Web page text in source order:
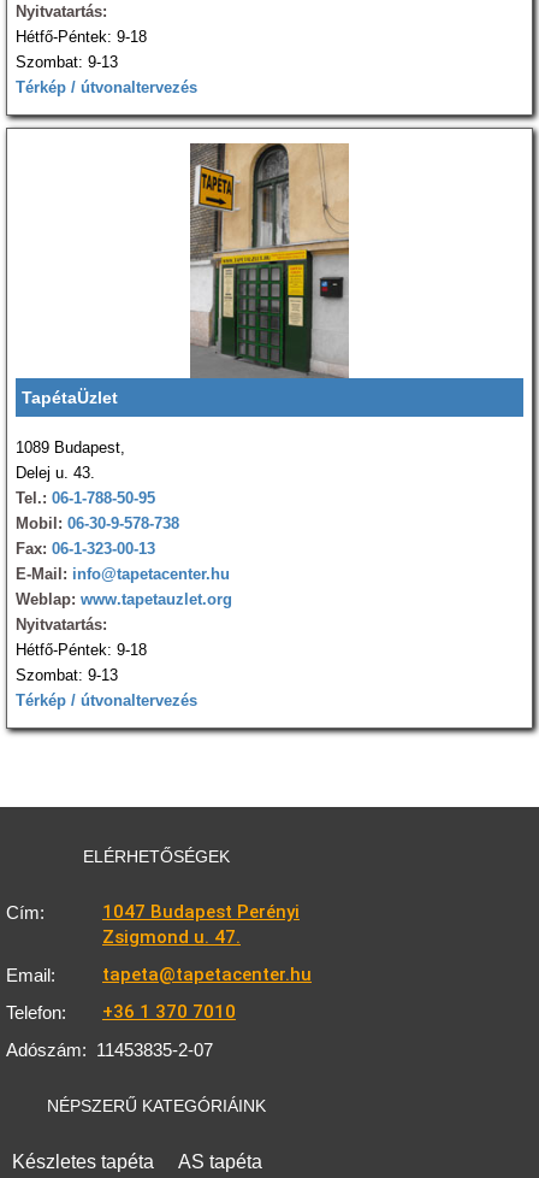
Nyitvatartás:
Hétfő-Péntek: 9-18
Szombat: 9-13
Térkép / útvonaltervezés
TapétaÜzlet
1089 Budapest,
Delej u. 43.
Tel.: 06-1-788-50-95
Mobil: 06-30-9-578-738
Fax: 06-1-323-00-13
E-Mail: info@tapetacenter.hu
Weblap: www.tapetauzlet.org
Nyitvatartás:
Hétfő-Péntek: 9-18
Szombat: 9-13
Térkép / útvonaltervezés
ELÉRHETŐSÉGEK
Cím:
1047 Budapest Perényi
Zsigmond u. 47.
Email: tapeta@tapetacenter.hu
Telefon: +36 1 370 7010
Adószám: 11453835-2-07
NÉPSZERŰ KATEGÓRIÁINK
Készletes tapéta AS tapéta